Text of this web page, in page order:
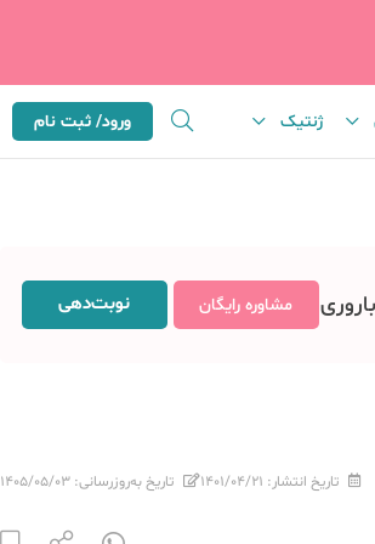
ژنتیک ورود/ ثبت نام
مشاوره رایگان نوبت‌دهی
تاریخ انتشار: ۱۴۰۱/۰۴/۲۱ تاریخ به‌روزرسانی:۱۴۰۵/۰۵/۰۳